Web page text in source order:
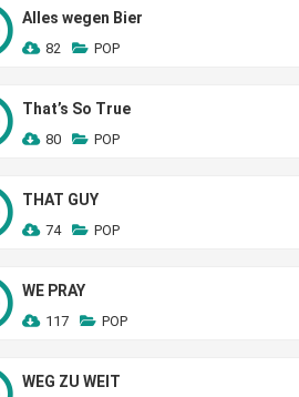
Alles wegen Bier
82 POP
That’s So True
80 POP
THAT GUY
74 POP
WE PRAY
117 POP
WEG ZU WEIT